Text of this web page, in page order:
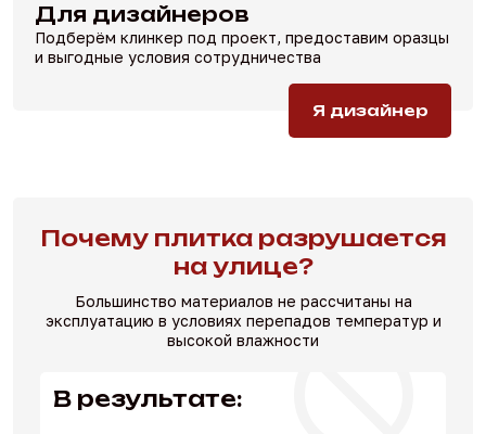
Для дизайнеров
Подберём клинкер под проект, предоставим оразцы
и выгодные условия сотрудничества
Я дизайнер
Почему плитка разрушается
на улице?
Большинство материалов не рассчитаны на
эксплуатацию в условиях перепадов температур и
высокой влажности
В результате: